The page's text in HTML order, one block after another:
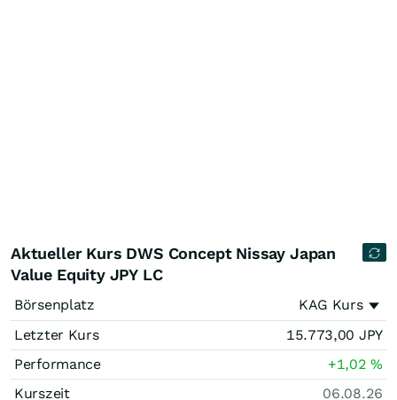
Aktueller Kurs DWS Concept Nissay Japan
Value Equity JPY LC
Börsenplatz
KAG Kurs
Letzter Kurs
15.773,00 JPY
Performance
+1,02%
Kurszeit
06.08.26